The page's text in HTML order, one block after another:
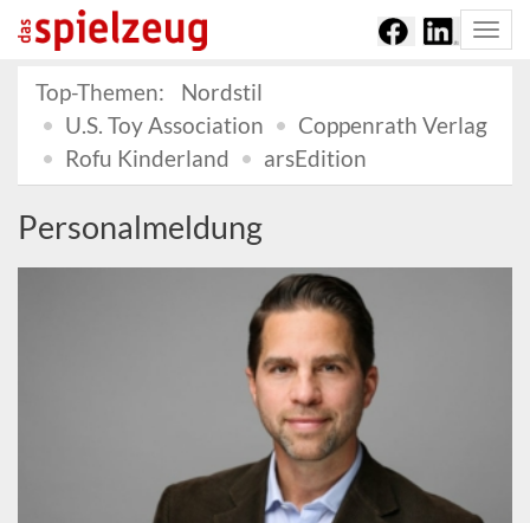
Top-Themen:
Nordstil
U.S. Toy Association
Coppenrath Verlag
Rofu Kinderland
arsEdition
Personalmeldung